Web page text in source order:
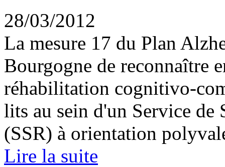
28/03/2012
La mesure 17 du Plan
Bourgogne de reconnaître
réhabilitation cognitivo-
lits au sein d'un Service de
(SSR) à orientation
Lire la suite